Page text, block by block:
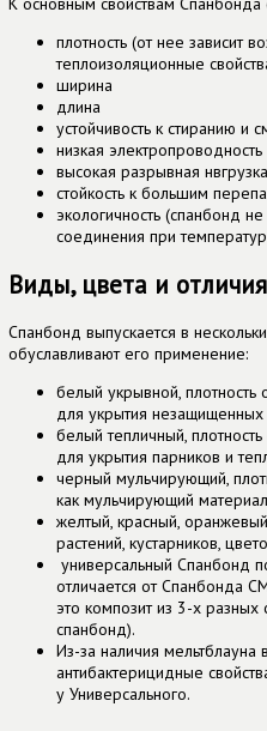
плотность (от нее зависит
теплоизоляционные
ширина
длина
устойчивость к стиранию и
низкая электропроводность
высокая разрывная
стойкость к большим
экологичность (спанбонд
соединения при
Виды, цвета и
Спанбонд выпускается в
обуславливают его применение:
белый укрывной,
для укрытия незащищенных
белый тепличный,
для укрытия парников и
черный мульчирующий,
как мульчирующий
желтый, красный,
растений, кустарников,
универсальный Спанбонд
отличается от Спанбонда
это композит из 3-х разных
спанбонд).
Из-за наличия
антибактерицидные
у Универсального.